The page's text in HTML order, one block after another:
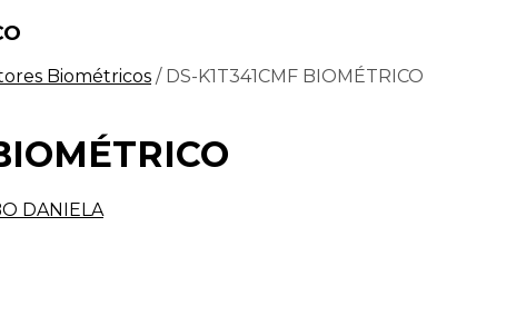
Biométricos / DS-K1T341CMF BIOMÉTRICO
DANIELA